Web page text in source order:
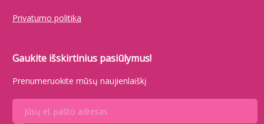
Privatumo politika
Gaukite išskirtinius pasiūlymus!
Prenumeruokite mūsų naujienlaiškį